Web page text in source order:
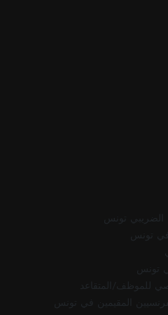
تونس
تونس
تونس
للموظف/المتقاعد
المقيمين في تونس